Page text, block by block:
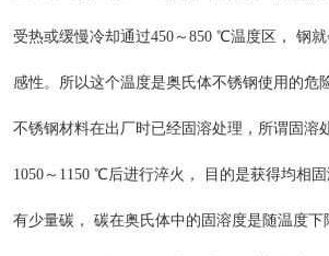
受热或缓慢冷却通过450～850 ℃温度区， 钢
感性。所以这个温度是奥氏体不锈钢使用的危
不锈钢材料在出厂时已经固溶处理，所谓固溶
1050～1150 ℃后进行淬火， 目的是获得均相
有少量碳， 碳在奥氏体中的固溶度是随温度下